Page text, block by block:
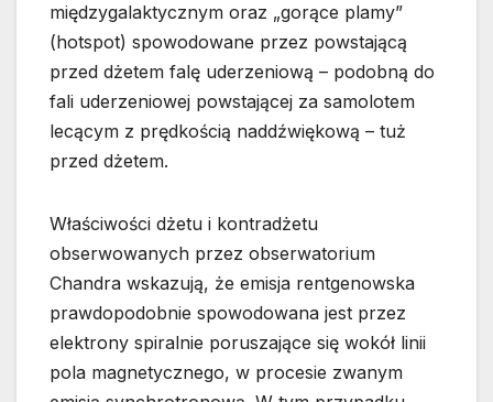
międzygalaktycznym oraz „gorące plamy”
(hotspot) spowodowane przez powstającą
przed dżetem falę uderzeniową – podobną do
fali uderzeniowej powstającej za samolotem
lecącym z prędkością naddźwiękową – tuż
przed dżetem.
Właściwości dżetu i kontradżetu
obserwowanych przez obserwatorium
Chandra wskazują, że emisja rentgenowska
prawdopodobnie spowodowana jest przez
elektrony spiralnie poruszające się wokół linii
pola magnetycznego, w procesie zwanym